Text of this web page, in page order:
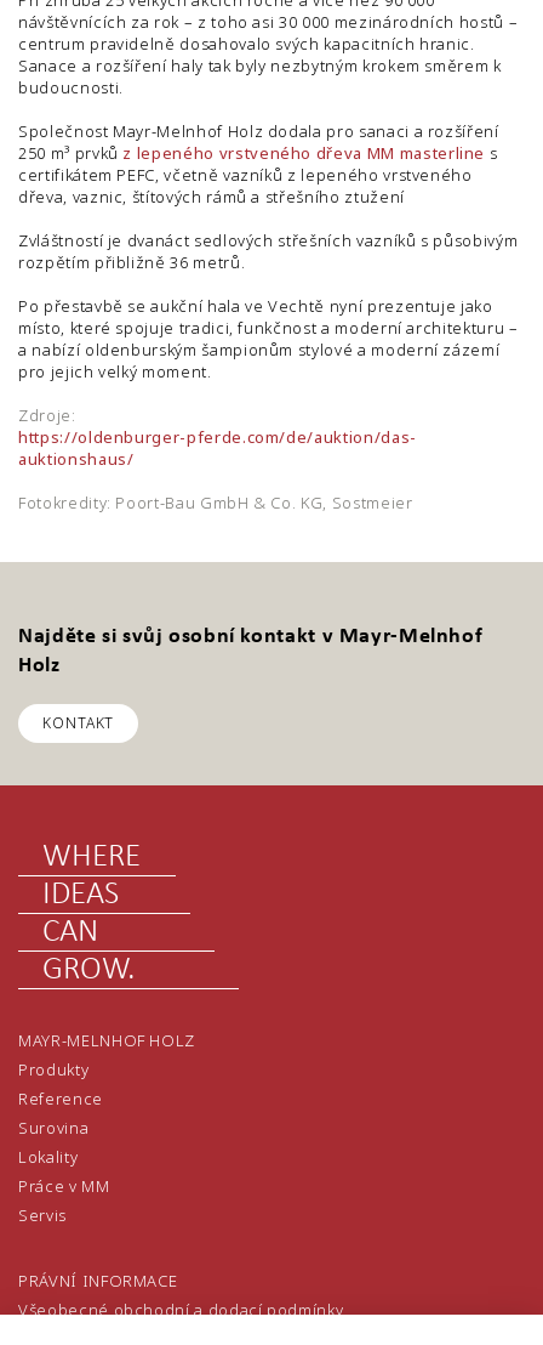
návštěvnících za rok – z toho asi 30 000 mezinárodních hostů –
centrum pravidelně dosahovalo svých kapacitních hranic.
Sanace a rozšíření haly tak byly nezbytným krokem směrem k
budoucnosti.
Společnost Mayr-Melnhof Holz dodala pro sanaci a rozšíření
250 m³ prvků z lepeného vrstveného dřeva MM masterline s
certifikátem PEFC, včetně vazníků z lepeného vrstveného
dřeva, vaznic, štítových rámů a střešního ztužení
Zvláštností je dvanáct sedlových střešních vazníků s působivým
rozpětím přibližně 36 metrů.
Po přestavbě se aukční hala ve Vechtě nyní prezentuje jako
místo, které spojuje tradici, funkčnost a moderní architekturu –
a nabízí oldenburským šampionům stylové a moderní zázemí
pro jejich velký moment.
Zdroje:
https://oldenburger-pferde.com/de/auktion/das-
auktionshaus/
Fotokredity: Poort-Bau GmbH & Co. KG, Sostmeier
Najděte si svůj osobní kontakt v Mayr-Melnhof
Holz
KONTAKT
WHERE
IDEAS
CAN
GROW.
MAYR-MELNHOF HOLZ
Produkty
Reference
Surovina
Lokality
Práce v MM
Servis
PRÁVNÍ INFORMACE
Všeobecné obchodní a dodací podmínky